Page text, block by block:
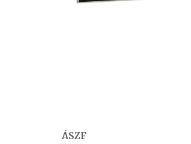
ÁSZF